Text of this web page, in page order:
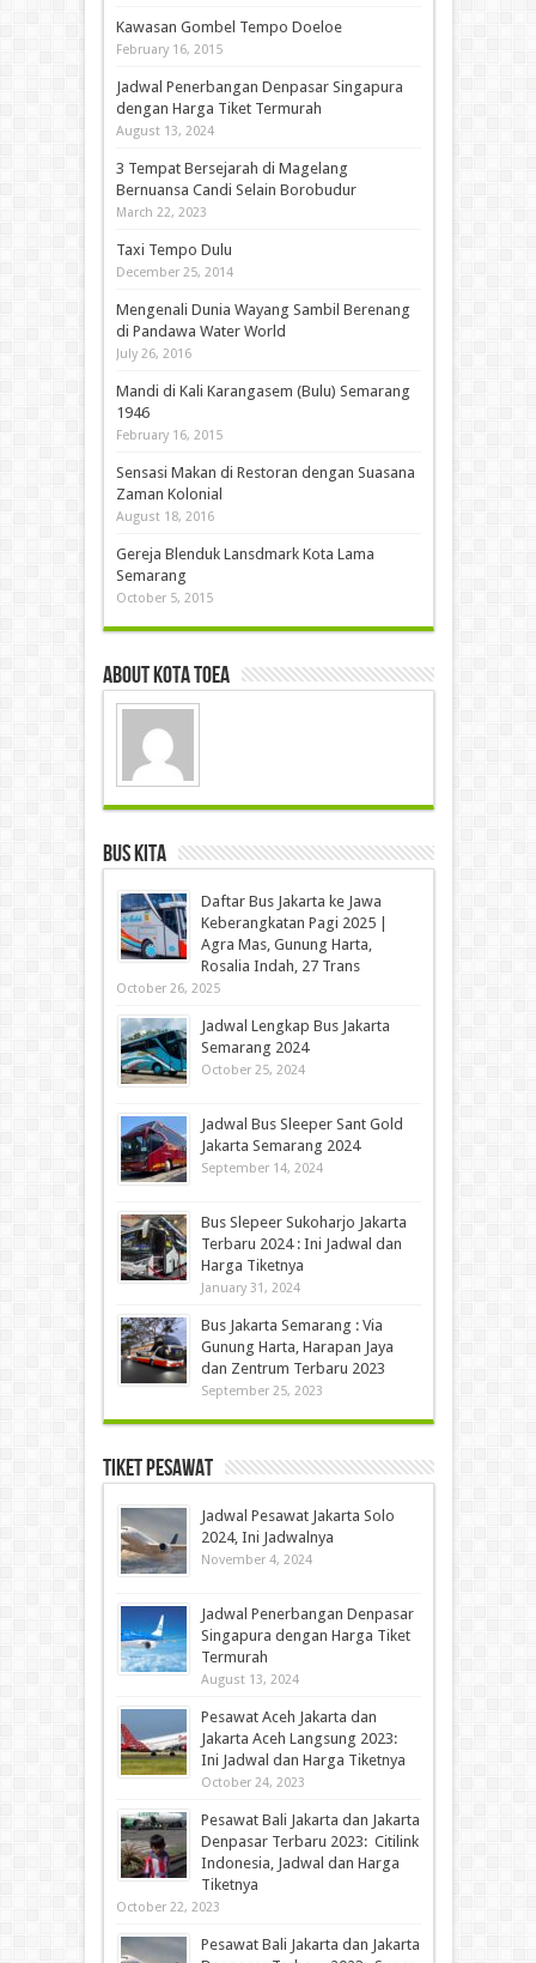
Kawasan Gombel Tempo Doeloe
February 16, 2015
Jadwal Penerbangan Denpasar Singapura
dengan Harga Tiket Termurah
August 13, 2024
3 Tempat Bersejarah di Magelang
Bernuansa Candi Selain Borobudur
March 22, 2023
Taxi Tempo Dulu
December 25, 2014
Mengenali Dunia Wayang Sambil Berenang
di Pandawa Water World
July 26, 2016
Mandi di Kali Karangasem (Bulu) Semarang
1946
February 16, 2015
Sensasi Makan di Restoran dengan Suasana
Zaman Kolonial
August 18, 2016
Gereja Blenduk Lansdmark Kota Lama
Semarang
October 5, 2015
About Kota Toea
Bus Kita
Daftar Bus Jakarta ke Jawa
Keberangkatan Pagi 2025 |
Agra Mas, Gunung Harta,
Rosalia Indah, 27 Trans
October 26, 2025
Jadwal Lengkap Bus Jakarta
Semarang 2024
October 25, 2024
Jadwal Bus Sleeper Sant Gold
Jakarta Semarang 2024
September 14, 2024
Bus Slepeer Sukoharjo Jakarta
Terbaru 2024 : Ini Jadwal dan
Harga Tiketnya
January 31, 2024
Bus Jakarta Semarang : Via
Gunung Harta, Harapan Jaya
dan Zentrum Terbaru 2023
September 25, 2023
Tiket Pesawat
Jadwal Pesawat Jakarta Solo
2024, Ini Jadwalnya
November 4, 2024
Jadwal Penerbangan Denpasar
Singapura dengan Harga Tiket
Termurah
August 13, 2024
Pesawat Aceh Jakarta dan
Jakarta Aceh Langsung 2023:
Ini Jadwal dan Harga Tiketnya
October 24, 2023
Pesawat Bali Jakarta dan Jakarta
Denpasar Terbaru 2023: Citilink
Indonesia, Jadwal dan Harga
Tiketnya
October 22, 2023
Pesawat Bali Jakarta dan Jakarta